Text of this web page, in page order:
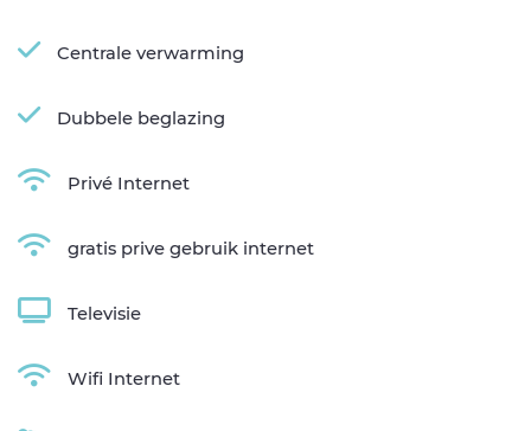
Centrale verwarming
Dubbele beglazing
Privé Internet
gratis prive gebruik internet
Televisie
Wifi Internet